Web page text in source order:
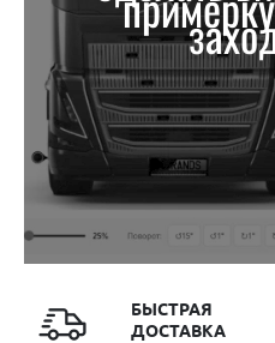
БЫСТРАЯ
ДОСТАВКА